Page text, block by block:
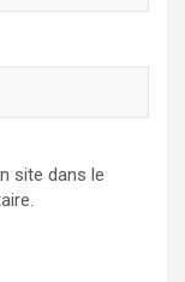
site dans le